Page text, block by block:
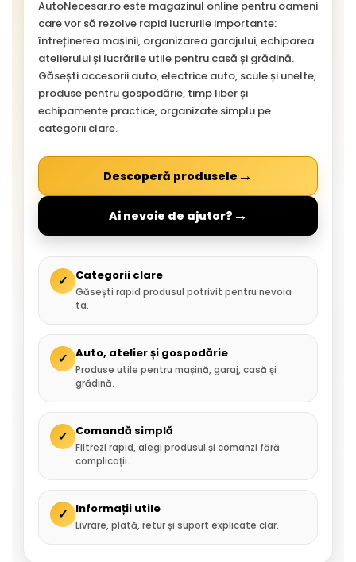
AutoNecesar.ro este magazinul online pentru oameni
care vor să rezolve rapid lucrurile importante:
întreținerea mașinii, organizarea garajului, echiparea
atelierului și lucrările utile pentru casă și grădină.
Găsești accesorii auto, electrice auto, scule și unelte,
produse pentru gospodărie, timp liber și
echipamente practice, organizate simplu pe
categorii clare.
Descoperă produsele →
Ai nevoie de ajutor? →
✓ Categorii clare
Găsești rapid produsul potrivit pentru nevoia
ta.
✓ Auto, atelier și gospodărie
Produse utile pentru mașină, garaj, casă și
grădină.
✓ Comandă simplă
Filtrezi rapid, alegi produsul și comanzi fără
complicații.
✓ Informații utile
Livrare, plată, retur și suport explicate clar.